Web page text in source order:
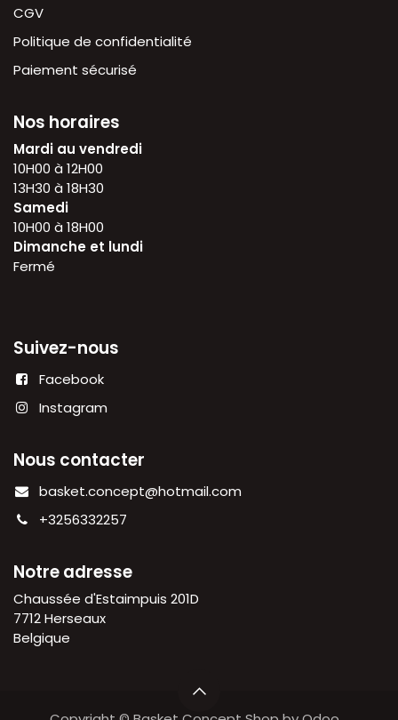
CGV
Politique de confidentialité
Paiement sécurisé
Nos horaires
Mardi au vendredi
10H00 à 12H00
13H30 à 18H30
Samedi
10H00 à 18H00
Dimanche et lundi
Fermé
Suivez-nous
Facebook
Instagram
Nous contacter
basket.concept@hotmail.com
+3256332257
Notre adresse
Chaussée d'Estaimpuis 201D
7712 Herseaux
Belgique